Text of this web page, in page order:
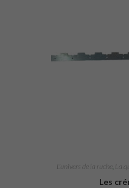
L'univers de la ruche , La
Les